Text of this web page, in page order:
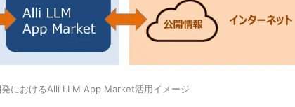
発におけるAlli LLM App Market活用イメージ